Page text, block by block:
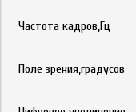
Частота кадров,Гц
Поле зрения,градусов